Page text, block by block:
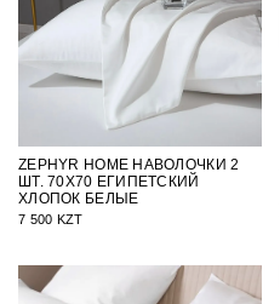
ZEPHYR HOME НАВОЛОЧКИ 2
ШТ. 70Х70 ЕГИПЕТСКИЙ
ХЛОПОК БЕЛЫЕ
7 500 KZT